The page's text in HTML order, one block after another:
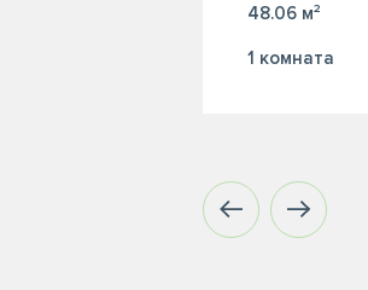
48.06 м²
1 комната